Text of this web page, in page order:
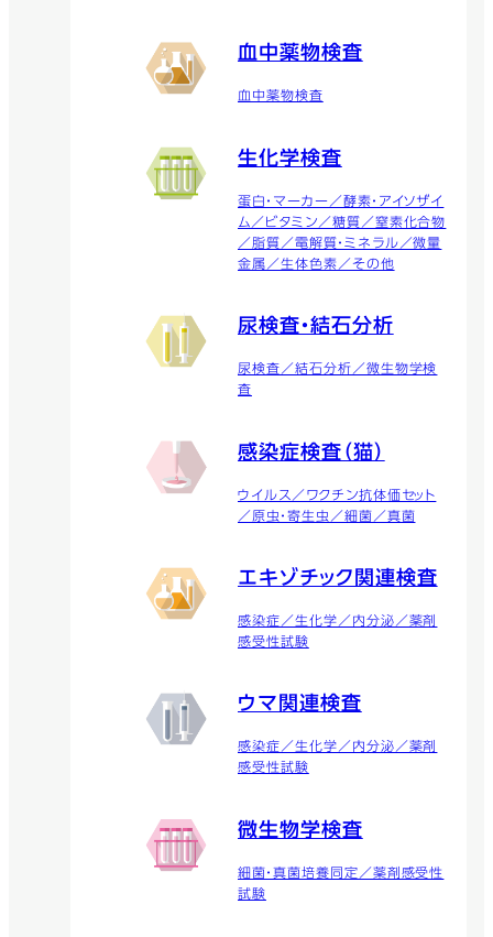
血中薬物検査
血中薬物検査
生化学検査
蛋白・マーカー／酵素・アイソザイ
ム／ビタミン／糖質／窒素化合物
／脂質／電解質・ミネラル／微量
金属／生体色素／その他
尿検査・結石分析
尿検査／結石分析／微生物学検
査
感染症検査（猫）
ウイルス／ワクチン抗体価セット
／原虫・寄生虫／細菌／真菌
エキゾチック関連検査
感染症／生化学／内分泌／薬剤
感受性試験
ウマ関連検査
感染症／生化学／内分泌／薬剤
感受性試験
微生物学検査
細菌・真菌培養同定／薬剤感受性
試験